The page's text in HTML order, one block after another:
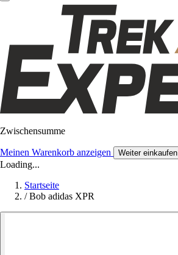
Zwischensumme
Meinen Warenkorb anzeigen Weiter einkaufen
Loading...
Startseite
/ Bob adidas XPR